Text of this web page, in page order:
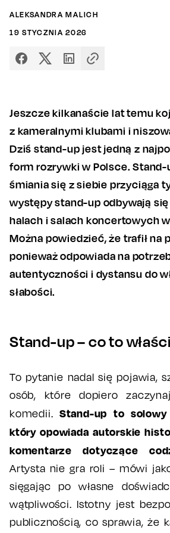
ALEKSANDRA MALICH
19 STYCZNIA 2026
Jeszcze kilkanaście lat temu
z kameralnymi klubami i
Dziś stand-up jest jedną z
form rozrywki w Polsce.
śmiania się z siebie przyciąga
występy stand-up odbywają
halach i salach koncertowych
Można powiedzieć, że trafił na
ponieważ odpowiada na
autentyczności i dystansu do
słabości.
Stand-up – co to
To pytanie nadal się pojawia,
osób, które dopiero
komedii. Stand-up to
który opowiada autorskie
komentarze dotyczące
Artysta nie gra roli – mówi
sięgając po własne
wątpliwości. Istotny jest
publicznością, co sprawia, że